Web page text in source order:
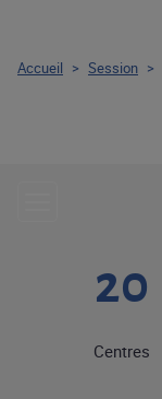
20
Centres
Accueil > Session >